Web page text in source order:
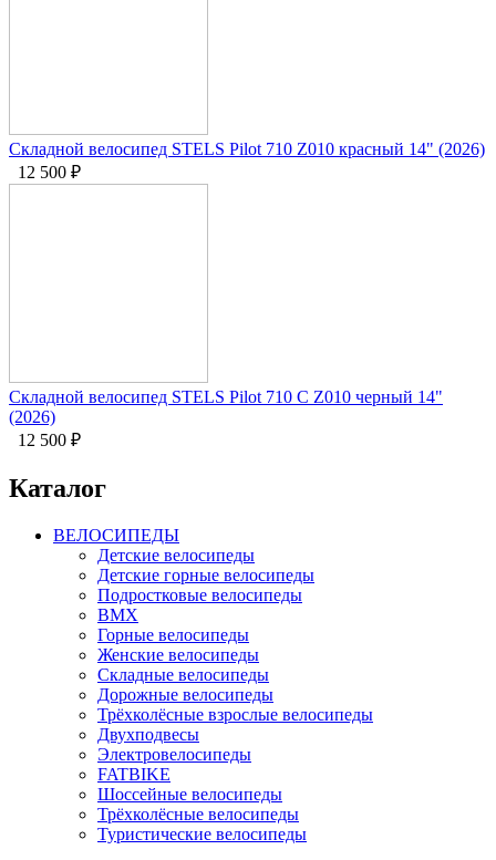
Складной велосипед STELS Pilot 710 Z010 красный 14" (2026)
12 500 ₽
Складной велосипед STELS Pilot 710 C Z010 черный 14"
(2026)
12 500 ₽
Каталог
ВЕЛОСИПЕДЫ
Детские велосипеды
Детские горные велосипеды
Подростковые велосипеды
BMX
Горные велосипеды
Женские велосипеды
Складные велосипеды
Дорожные велосипеды
Трёхколёсные взрослые велосипеды
Двухподвесы
Электровелосипеды
FATBIKE
Шоссейные велосипеды
Трёхколёсные велосипеды
Туристические велосипеды